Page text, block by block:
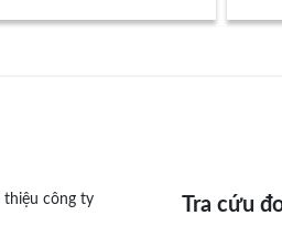
thiệu công ty Tra cứu